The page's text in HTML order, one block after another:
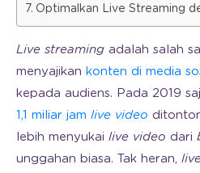
Optimalkan Live Streaming
Live streaming adalah salah
menyajikan konten di media
kepada audiens. Pada 2019
1,1 miliar jam live video
lebih menyukai live video dari
unggahan biasa. Tak heran,